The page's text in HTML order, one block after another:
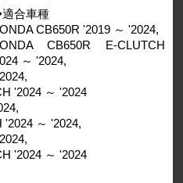
合車種
CB650R '2019 ～ '2024,
CB650R E-CLUTCH
～ '2024,
'2024 ～ '2024
'2024 ～ '2024,
'2024 ～ '2024